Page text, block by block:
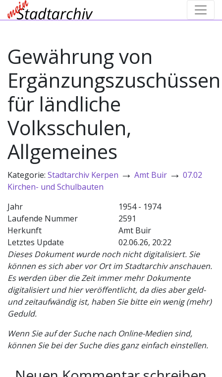
Gewährung von
Ergänzungszuschüssen
für ländliche
Volksschulen,
Allgemeines
Kategorie: Stadtarchiv Kerpen → Amt Buir → 07.02
Kirchen- und Schulbauten
Jahr
1954 - 1974
Laufende Nummer
2591
Herkunft
Amt Buir
Letztes Update
02.06.26, 20:22
Dieses Dokument wurde noch nicht digitalisiert. Sie
können es sich aber vor Ort im Stadtarchiv anschauen.
Es werden über die Zeit immer mehr Dokumente
digitalisiert und hier veröffentlicht, da dies aber geld-
und zeitaufwändig ist, haben Sie bitte ein wenig (mehr)
Geduld.
Wenn Sie auf der Suche nach Online-Medien sind,
können Sie bei der Suche dies ganz einfach einstellen.